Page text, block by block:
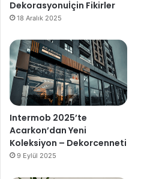
Dekorasyonuİçin Fikirler
18 Aralık 2025
Intermob 2025’te
Acarkon’dan Yeni
Koleksiyon – Dekorcenneti
9 Eylül 2025